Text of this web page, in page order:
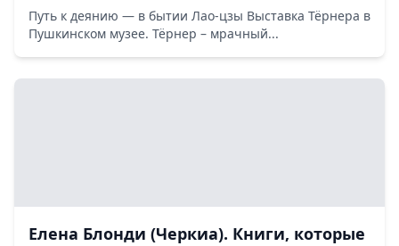
Путь к деянию — в бытии Лао-цзы Выставка Тёрнера в
Пушкинском музее. Тёрнер – мрачный...
Елена Блонди (Черкиа). Книги, которые